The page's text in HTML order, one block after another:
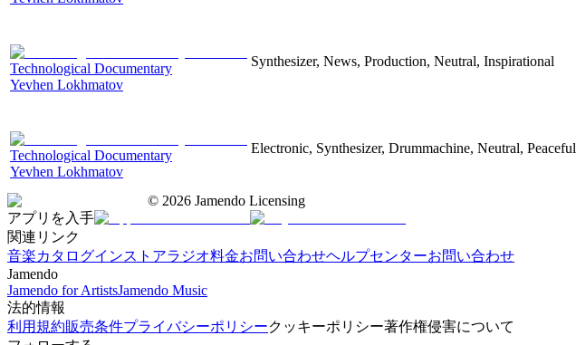
Technological Documentary
Yevhen Lokhmatov
Synthesizer, News, Production, Neutral, Inspirational
Technological Documentary
Yevhen Lokhmatov
Electronic, Synthesizer, Drummachine, Neutral, Peaceful
© 2026 Jamendo Licensing
アプリを入手
関連リンク
音楽カタログインストアラジオ料金お問い合わせヘルプセンターお問い合わせ
Jamendo
Jamendo for ArtistsJamendo Music
法的情報
利用規約販売条件プライバシーポリシークッキーポリシー著作権侵害について